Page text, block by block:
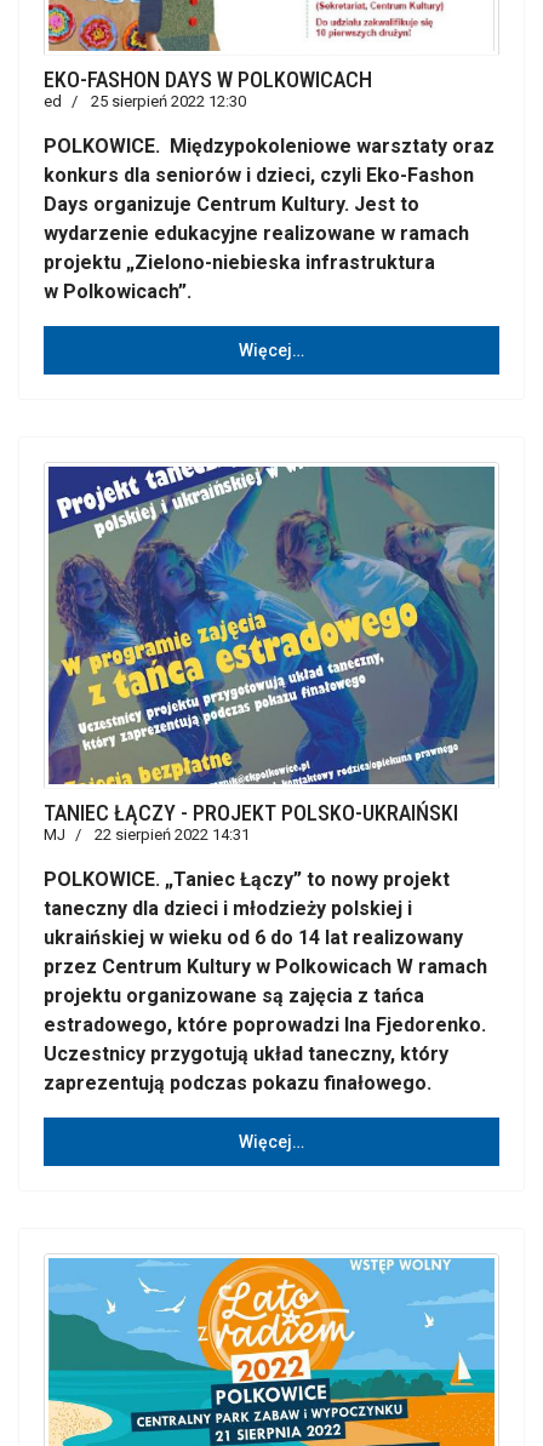
EKO-FASHON DAYS W POLKOWICACH
ed 25 sierpień 2022 12:30
POLKOWICE. Międzypokoleniowe warsztaty oraz
konkurs dla seniorów i dzieci, czyli Eko-Fashon
Days organizuje Centrum Kultury. Jest to
wydarzenie edukacyjne realizowane w ramach
projektu „Zielono-niebieska infrastruktura
w Polkowicach”.
Więcej…
TANIEC ŁĄCZY - PROJEKT POLSKO-UKRAIŃSKI
MJ 22 sierpień 2022 14:31
POLKOWICE. „Taniec Łączy” to nowy projekt
taneczny dla dzieci i młodzieży polskiej i
ukraińskiej w wieku od 6 do 14 lat realizowany
przez Centrum Kultury w Polkowicach W ramach
projektu organizowane są zajęcia z tańca
estradowego, które poprowadzi Ina Fjedorenko.
Uczestnicy przygotują układ taneczny, który
zaprezentują podczas pokazu finałowego.
Więcej…